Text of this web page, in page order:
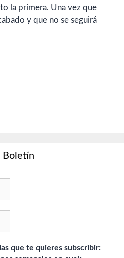
la primera. Una vez que
y que no se seguirá
Boletín
que te quieres subscribir: